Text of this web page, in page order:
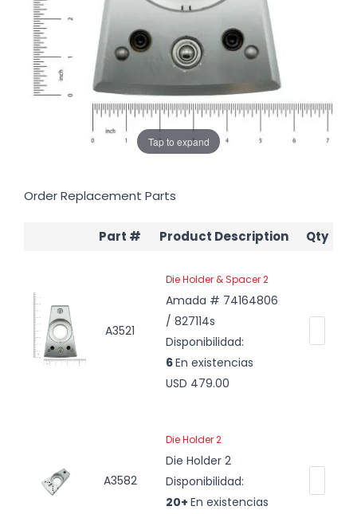
Tap to expand
Order Replacement Parts
Part # Product Description Qty
A3521
Die Holder & Spacer 2
Amada # 74164806
/ 827114s
Disponibilidad:
6En existencias
USD 479.00
A3582
Die Holder 2
Die Holder 2
Disponibilidad:
20+ En existencias